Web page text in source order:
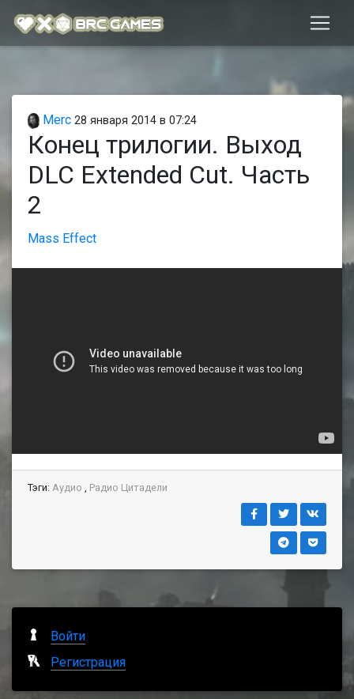
Merc 28 января 2014 в 07:24
Конец трилогии. Выход
DLC Extended Cut. Часть
2
Mass Effect
Тэги: Аудио , Радио Цитадели
Войти
Регистрация